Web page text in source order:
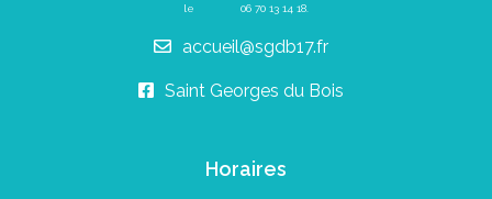
le 06 70 13 14 18.
accueil@sgdb17.fr
Saint Georges du Bois
Horaires